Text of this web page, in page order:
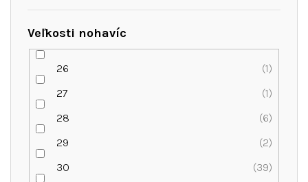
Veľkosti nohavíc
26
1
27
1
28
6
29
2
30
39